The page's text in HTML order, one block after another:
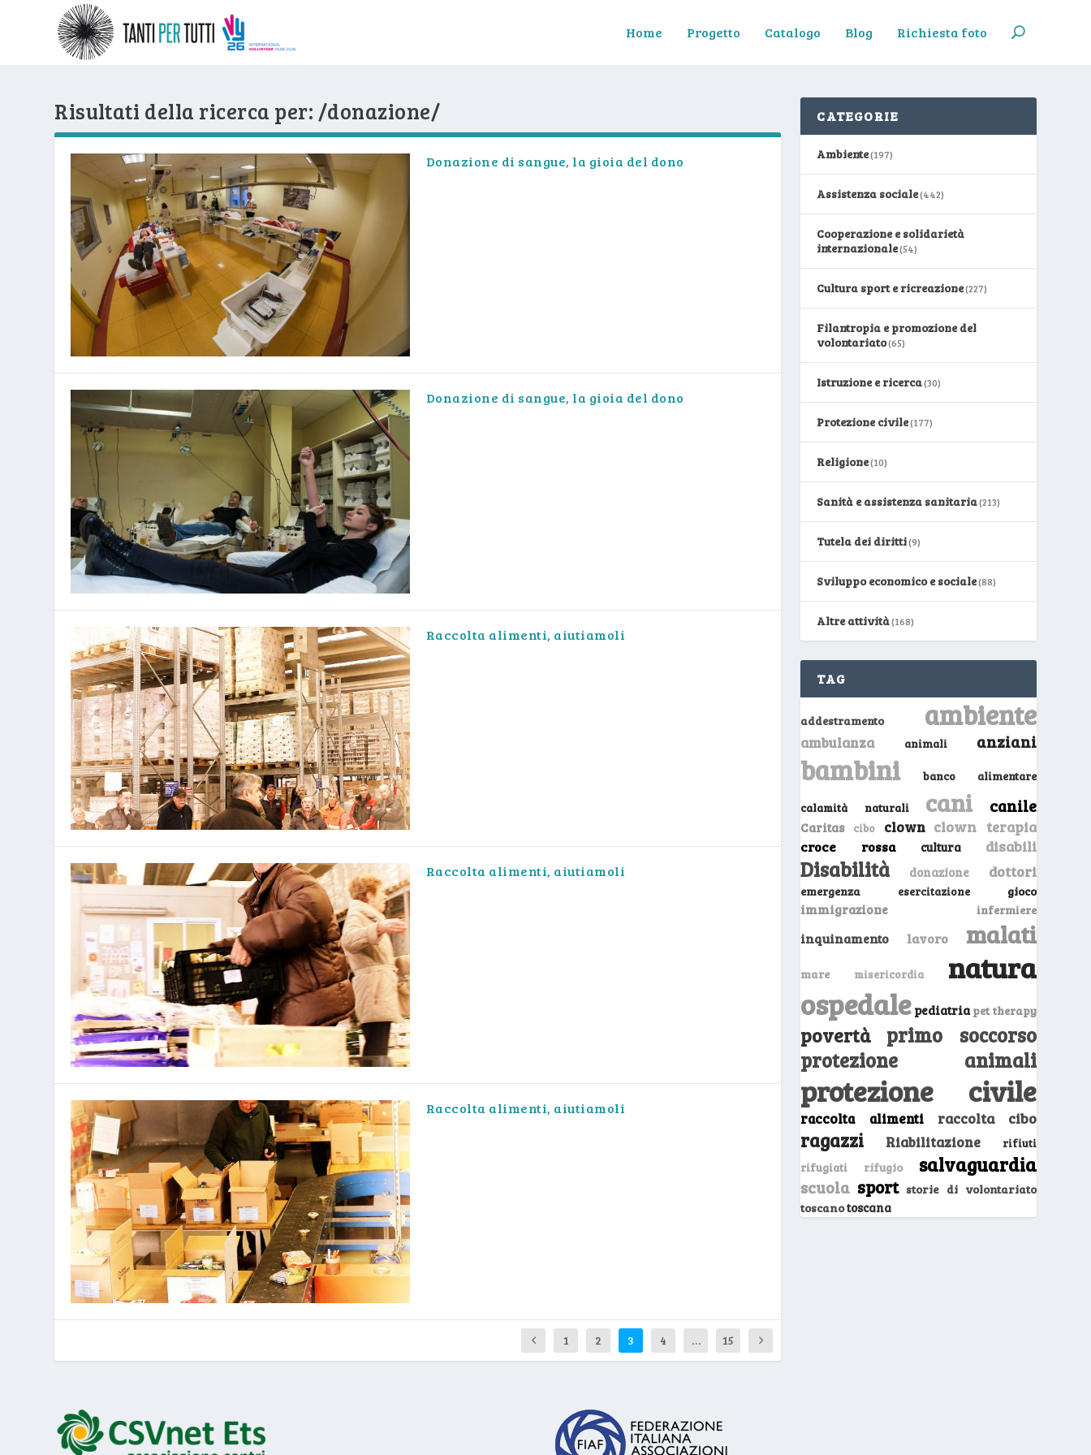
Home Progetto Catalogo Blog Richiesta foto
Risultati della ricerca per: /donazione/
Donazione di sangue, la gioia del dono
Donazione di sangue, la gioia del dono
Raccolta alimenti, aiutiamoli
Raccolta alimenti, aiutiamoli
Raccolta alimenti, aiutiamoli
1 2 3 4 … 15
CATEGORIE
Ambiente(197)
Assistenza sociale(442)
Cooperazione e solidarietà
internazionale(54)
Cultura sport e ricreazione(227)
Filantropia e promozione del
volontariato(65)
Istruzione e ricerca(30)
Protezione civile(177)
Religione(10)
Sanità e assistenza sanitaria(213)
Tutela dei diritti(9)
Sviluppo economico e sociale(88)
Altre attività(168)
TAG
addestramento ambiente
ambulanza animali anziani
bambini banco alimentare
calamità naturali cani canile
Caritas cibo clown clown terapia
croce rossa cultura disabili
Disabilità donazione dottori
emergenza esercitazione gioco
immigrazione infermiere
inquinamento lavoro malati
mare misericordia natura
ospedale pediatria pet therapy
povertà
primo soccorso
protezione animali
protezione civile
raccolta alimenti raccolta cibo
ragazzi Riabilitazione
rifiuti
rifugiati
rifugio salvaguardia
scuola sport storie di volontariato
toscanotoscana